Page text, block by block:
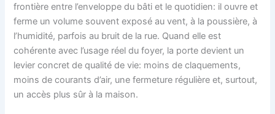
frontière entre l’enveloppe du bâti et le quotidien: il ouvre et
ferme un volume souvent exposé au vent, à la poussière, à
l’humidité, parfois au bruit de la rue. Quand elle est
cohérente avec l’usage réel du foyer, la porte devient un
levier concret de qualité de vie: moins de claquements,
moins de courants d’air, une fermeture régulière et, surtout,
un accès plus sûr à la maison.